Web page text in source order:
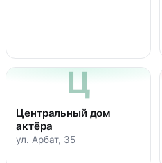
Ц
Центральный дом
актёра
ул. Арбат, 35